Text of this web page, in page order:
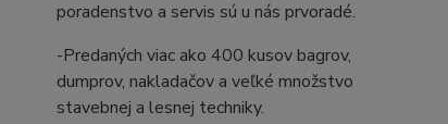
poradenstvo a servis sú u nás prvoradé.
-Predaných viac ako 400 kusov bagrov,
dumprov, nakladačov a veľké množstvo
stavebnej a lesnej techniky.